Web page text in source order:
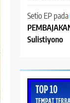
Setio EP pada
Sulistiyono